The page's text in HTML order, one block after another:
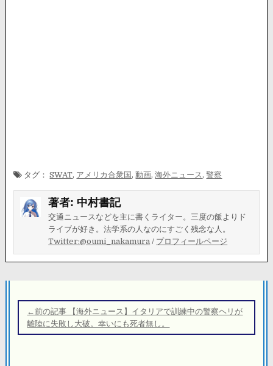
タグ：SWAT, アメリカ合衆国 ,動画,海外ニュース ,警察
著者: 中村書記
交通ニュースなどを主に書くライター。三度の飯よりド
ライブが好き。法学系の人なのにすごく残念な人。
Twitter:@oumi_nakamura / プロフィールページ
稿
ナ
←前の記事 【海外ニュース】イタリアで訓練中の警察ヘリが
離陸に失敗し大破。幸いにも死者無し。